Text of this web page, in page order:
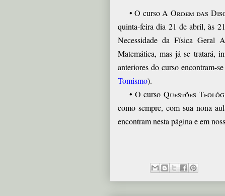
• O curso A Ordem das
quinta-feira dia 21 de abril, às
Necessidade da Física Geral
Matemática, mas já se tratará,
anteriores do curso encontram-
Tomismo).
• O curso Questões
como sempre, com sua nona
encontram nesta página e em